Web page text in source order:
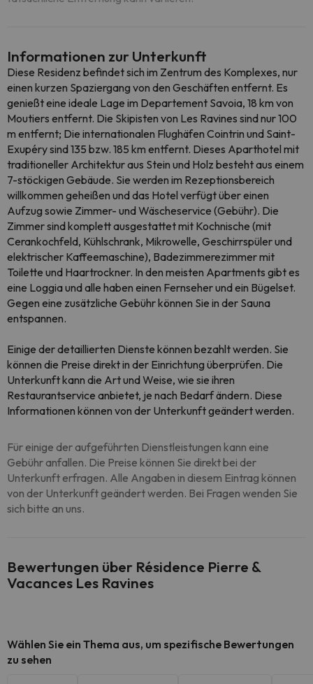
Informationen zur Unterkunft
Diese Residenz befindet sich im Zentrum des Komplexes, nur
einen kurzen Spaziergang von den Geschäften entfernt. Es
genießt eine ideale Lage im Departement Savoia, 18 km von
Moutiers entfernt. Die Skipisten von Les Ravines sind nur 100
m entfernt; Die internationalen Flughäfen Cointrin und Saint-
Exupéry sind 135 bzw. 185 km entfernt. Dieses Aparthotel mit
traditioneller Architektur aus Stein und Holz besteht aus einem
7-stöckigen Gebäude. Sie werden im Rezeptionsbereich
willkommen geheißen und das Hotel verfügt über einen
Aufzug sowie Zimmer- und Wäscheservice (Gebühr). Die
Zimmer sind komplett ausgestattet mit Kochnische (mit
Cerankochfeld, Kühlschrank, Mikrowelle, Geschirrspüler und
elektrischer Kaffeemaschine), Badezimmerezimmer mit
Toilette und Haartrockner. In den meisten Apartments gibt es
eine Loggia und alle haben einen Fernseher und ein Bügelset.
Gegen eine zusätzliche Gebühr können Sie in der Sauna
entspannen.
Einige der detaillierten Dienste können bezahlt werden. Sie
können die Preise direkt in der Einrichtung überprüfen. Die
Unterkunft kann die Art und Weise, wie sie ihren
Restaurantservice anbietet, je nach Bedarf ändern. Diese
Informationen können von der Unterkunft geändert werden.
Für einige der aufgeführten Dienstleistungen kann eine
Gebühr anfallen. Die Preise können Sie direkt bei der
Unterkunft erfragen. Alle Angaben in diesem Eintrag können
von der Unterkunft geändert werden. Bei Fragen wenden Sie
sich bitte an uns.
Bewertungen über Résidence Pierre &
Vacances Les Ravines
Wählen Sie ein Thema aus, um spezifische Bewertungen
zu sehen